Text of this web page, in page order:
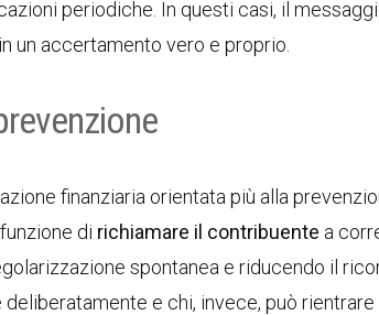
periodiche. In questi casi, il
un accertamento vero e proprio.
finanziaria orientata più alla
di richiamare il contribuente a
spontanea e riducendo il
e chi, invece, può